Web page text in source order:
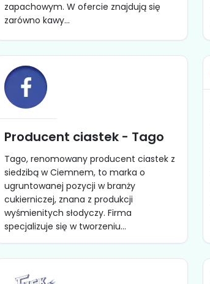
zapachowym. W ofercie znajdują się
zarówno kawy...
Producent ciastek - Tago
Tago, renomowany producent ciastek z
siedzibą w Ciemnem, to marka o
ugruntowanej pozycji w branży
cukierniczej, znana z produkcji
wyśmienitych słodyczy. Firma
specjalizuje się w tworzeniu...